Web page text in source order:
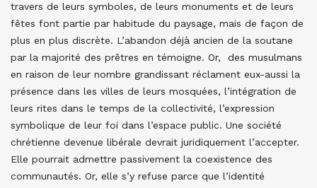
travers de leurs symboles, de leurs monuments et de leurs
fêtes font partie par habitude du paysage, mais de façon de
plus en plus discrète. L’abandon déjà ancien de la soutane
par la majorité des prêtres en témoigne. Or, des musulmans
en raison de leur nombre grandissant réclament eux-aussi la
présence dans les villes de leurs mosquées, l’intégration de
leurs rites dans le temps de la collectivité, l’expression
symbolique de leur foi dans l’espace public. Une société
chrétienne devenue libérale devrait juridiquement l’accepter.
Elle pourrait admettre passivement la coexistence des
communautés. Or, elle s’y refuse parce que l’identité